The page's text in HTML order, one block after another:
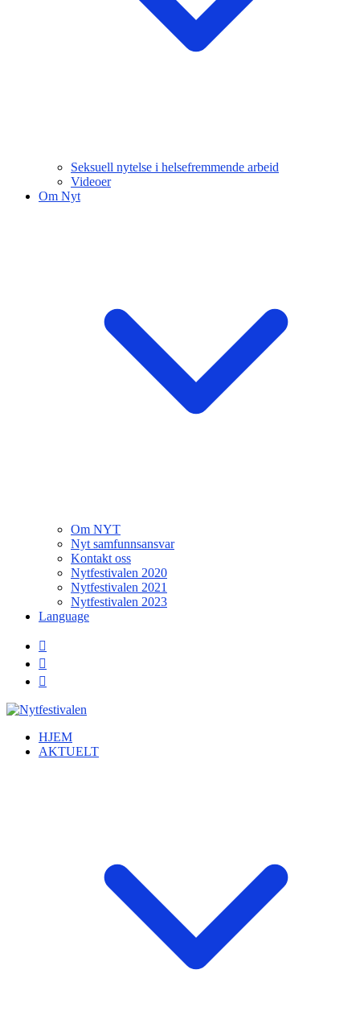
Seksuell nytelse i helsefremmende arbeid
Videoer
Om Nyt
Om NYT
Nyt samfunnsansvar
Kontakt oss
Nytfestivalen 2020
Nytfestivalen 2021
Nytfestivalen 2023
Language
HJEM
AKTUELT